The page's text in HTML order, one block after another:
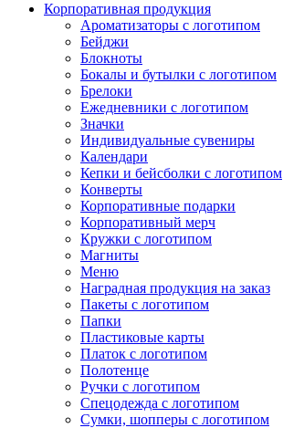
Корпоративная продукция
Ароматизаторы с логотипом
Бейджи
Блокноты
Бокалы и бутылки с логотипом
Брелоки
Ежедневники с логотипом
Значки
Индивидуальные сувениры
Календари
Кепки и бейсболки с логотипом
Конверты
Корпоративные подарки
Корпоративный мерч
Кружки с логотипом
Магниты
Меню
Наградная продукция на заказ
Пакеты с логотипом
Папки
Пластиковые карты
Платок с логотипом
Полотенце
Ручки с логотипом
Спецодежда с логотипом
Сумки, шопперы с логотипом